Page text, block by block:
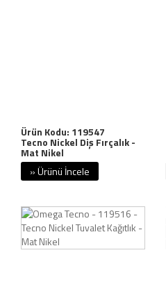
Ürün Kodu: 119547
Tecno Nickel Diş Fırçalık -
Mat Nikel
» Ürünü İncele